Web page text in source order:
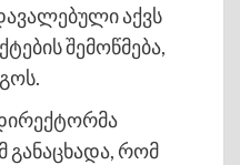
აქვს
შემოწმება,
განაცხადა, რომ